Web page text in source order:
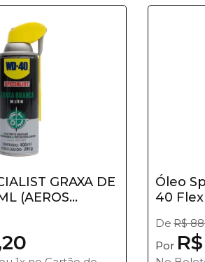
GRAXA DE
(AEROS...
Óleo
40
De R$
Por